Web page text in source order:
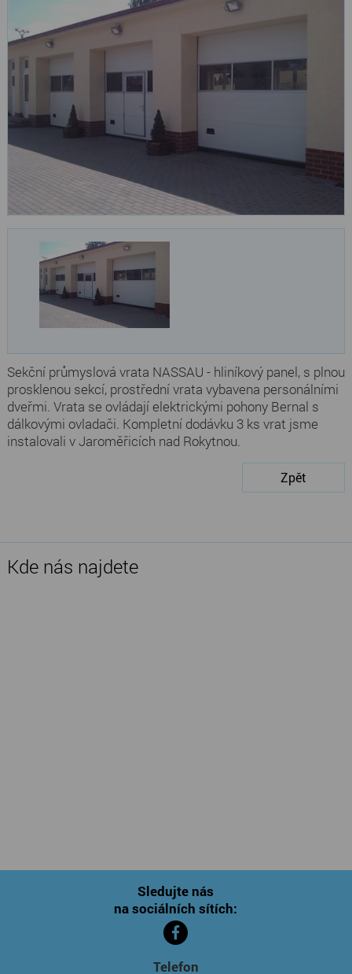
Sekční průmyslová vrata NASSAU - hliníkový panel, s plnou
prosklenou sekcí, prostřední vrata vybavena personálními
dveřmi. Vrata se ovládají elektrickými pohony Bernal s
dálkovými ovladači. Kompletní dodávku 3 ks vrat jsme
instalovali v Jaroměřicích nad Rokytnou.
Zpět
Kde nás najdete
Sledujte nás
na sociálních sítích:
Telefon